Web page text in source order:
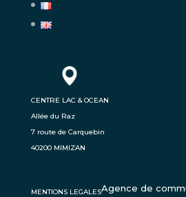
CENTRE LAC & OCEAN
Allée du Raz
7 route de Carquebin
40200 MIMIZAN
MENTIONS LEGALESAgence de